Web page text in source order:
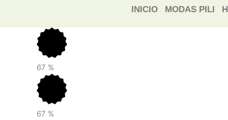
INICIO MODAS PILI
67 %
67 %